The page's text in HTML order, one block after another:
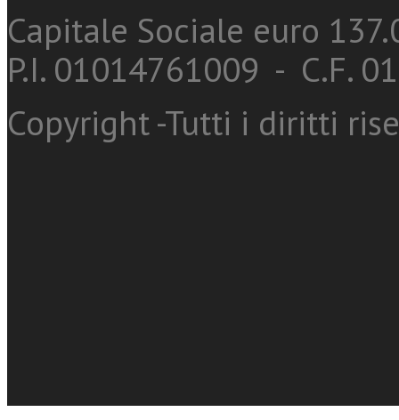
Capitale Sociale euro
P.I. 01014761009 - C.F.
Copyright -Tutti i diritti